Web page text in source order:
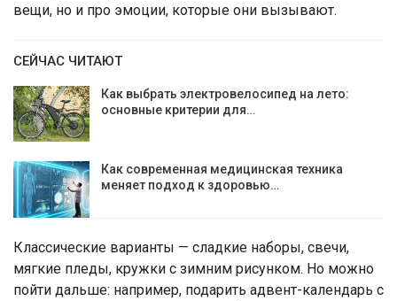
вещи, но и про эмоции, которые они вызывают.
СЕЙЧАС ЧИТАЮТ
Как выбрать электровелосипед на лето:
основные критерии для…
Как современная медицинская техника
меняет подход к здоровью…
Классические варианты — сладкие наборы, свечи,
мягкие пледы, кружки с зимним рисунком. Но можно
пойти дальше: например, подарить адвент-календарь с